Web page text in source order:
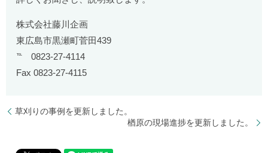
株式会社藤川企画
東広島市黒瀬町菅田439
℡ 0823-27-4114
Fax 0823-27-4115
草刈りの事例を更新しました。
楢原の現場進捗を更新しました。